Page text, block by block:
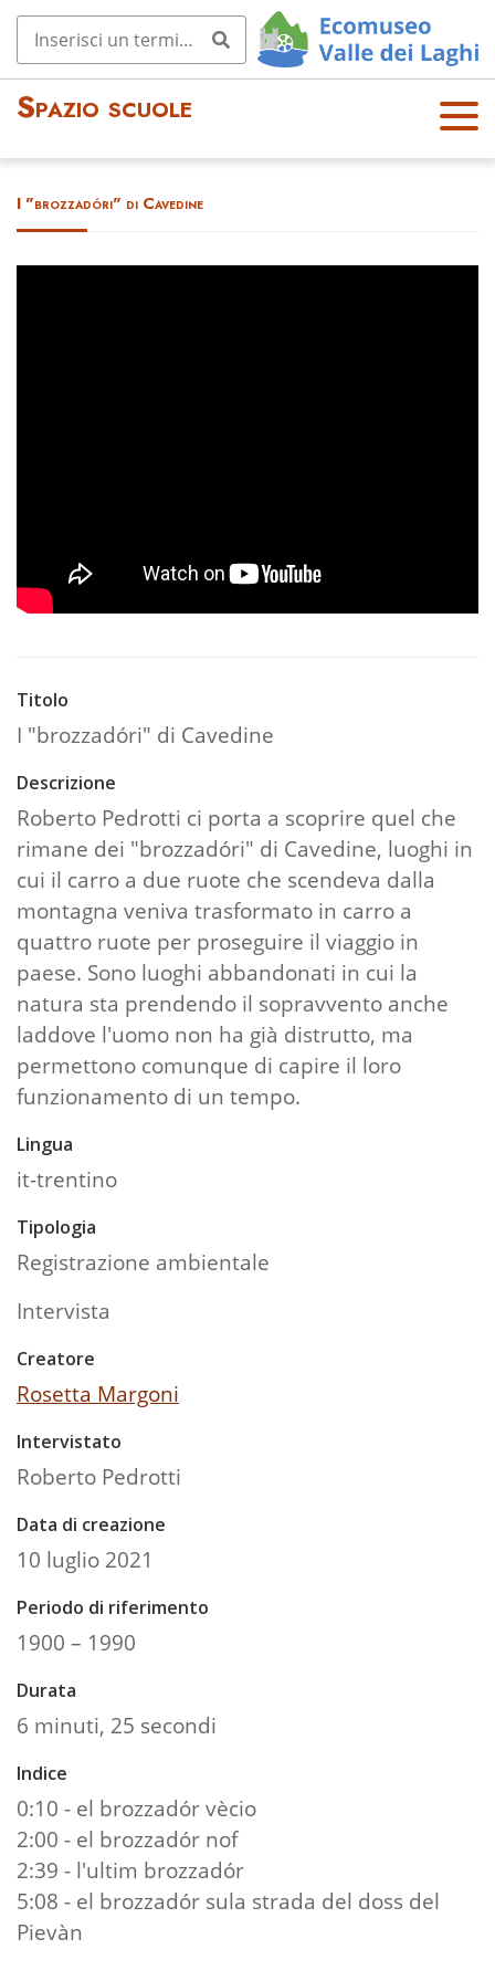
Spazio scuole
OPE
N
I "brozzadóri" di Cavedine
Titolo
I "brozzadóri" di Cavedine
Descrizione
Roberto Pedrotti ci porta a scoprire quel che
rimane dei "brozzadóri" di Cavedine, luoghi in
cui il carro a due ruote che scendeva dalla
montagna veniva trasformato in carro a
quattro ruote per proseguire il viaggio in
paese. Sono luoghi abbandonati in cui la
natura sta prendendo il sopravvento anche
laddove l'uomo non ha già distrutto, ma
permettono comunque di capire il loro
funzionamento di un tempo.
Lingua
it-trentino
Tipologia
Registrazione ambientale
Intervista
Creatore
Rosetta Margoni
Intervistato
Roberto Pedrotti
Data di creazione
10 luglio 2021
Periodo di riferimento
1900 – 1990
Durata
6 minuti, 25 secondi
Indice
0:10 - el brozzadór vècio
2:00 - el brozzadór nof
2:39 - l'ultim brozzadór
5:08 - el brozzadór sula strada del doss del
Pievàn